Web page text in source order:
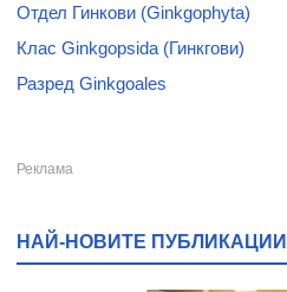
Отдел Гинкови (Ginkgophyta)
Клас Ginkgopsida (Гинкгови)
Разред Ginkgoales
НАЙ-НОВИТЕ ПУБЛИКАЦИИ